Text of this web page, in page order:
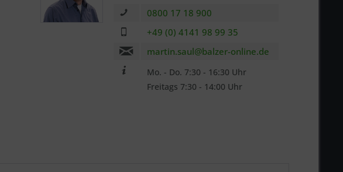
0800 17 18 900
+49 (0) 4141 98 99 35
martin.saul@balzer-online.de
Mo. - Do. 7:30 - 16:30 Uhr
Freitags 7:30 - 14:00 Uhr